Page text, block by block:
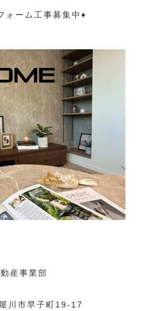
ーム工事募集中♦
産事業部
川市早子町19-17